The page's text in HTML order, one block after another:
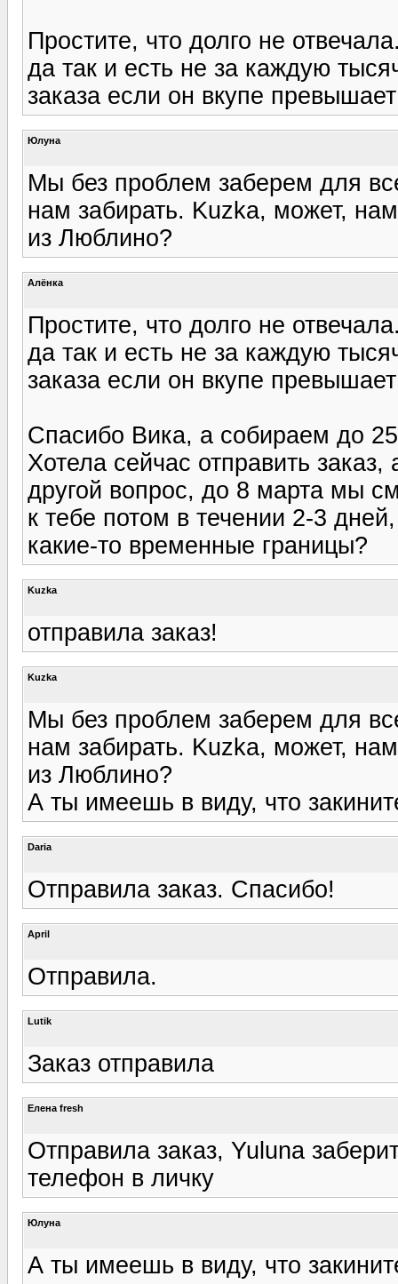
Простите, что долго не
да так и есть не за каждую
заказа если он вкупе
Юлуна
Мы без проблем заберем для
нам забирать. Kuzka, может,
из Люблино?
Алёнка
Простите, что долго не
да так и есть не за каждую
заказа если он вкупе
Спасибо Вика, а собираем до
Хотела сейчас отправить
другой вопрос, до 8 марта мы
к тебе потом в течении 2-3
какие-то временные границы?
Kuzka
отправила заказ!
Kuzka
Мы без проблем заберем для
нам забирать. Kuzka, может,
из Люблино?
А ты имеешь в виду, что
Daria
Отправила заказ. Спасибо!
April
Отправила.
Lutik
Заказ отправила
Елена fresh
Отправила заказ, Yuluna
телефон в личку
Юлуна
А ты имеешь в виду, что